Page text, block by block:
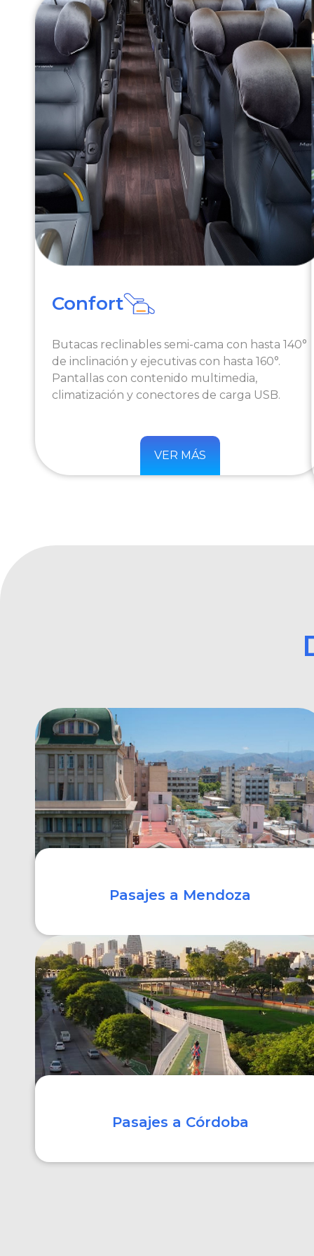
Confort
Butacas reclinables semi-cama con hasta 140°
de inclinación y ejecutivas con hasta 160°.
Pantallas con contenido multimedia,
climatización y conectores de carga USB.
VER MÁS
Pasajes a Mendoza
COMPRAR
Pasajes a Córdoba